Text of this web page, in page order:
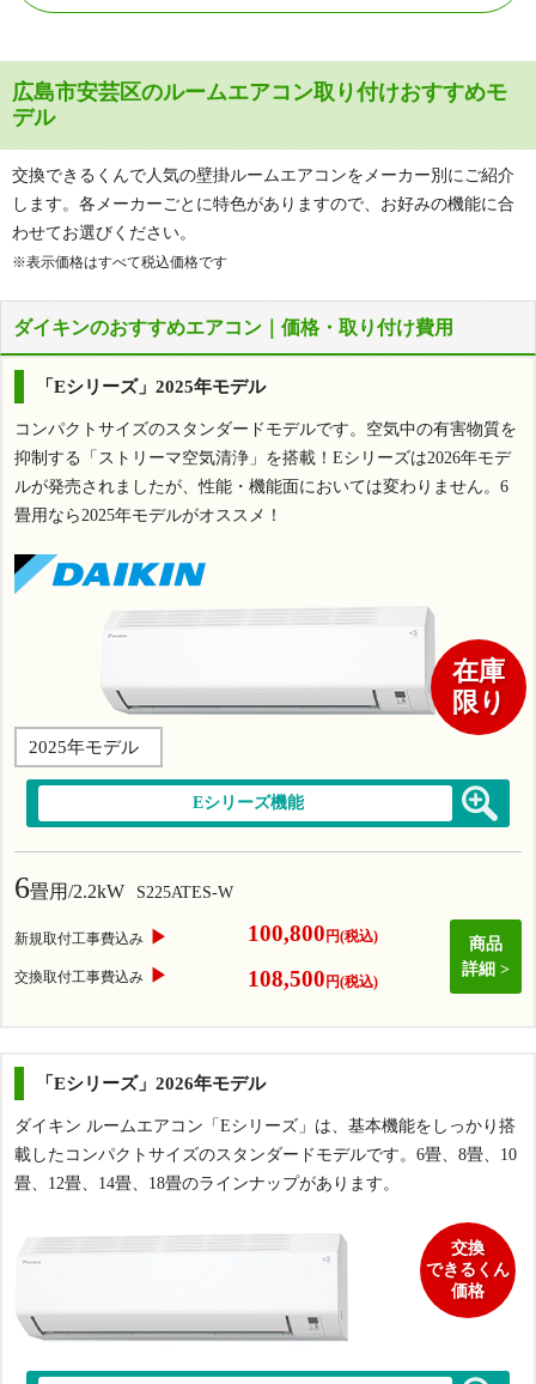
広島市安芸区のルームエアコン取り付けおすすめモ
デル
交換できるくんで人気の壁掛ルームエアコンをメーカー別にご紹介
します。各メーカーごとに特色がありますので、お好みの機能に合
わせてお選びください。
※表示価格はすべて税込価格です
ダイキンのおすすめエアコン｜価格・取り付け費用
「Eシリーズ」2025年モデル
コンパクトサイズのスタンダードモデルです。空気中の有害物質を
抑制する「ストリーマ空気清浄」を搭載！Eシリーズは2026年モデ
ルが発売されましたが、性能・機能面においては変わりません。6
畳用なら2025年モデルがオススメ！
在庫
限り
2025年モデル
Eシリーズ機能
6畳用/2.2kW S225ATES-W
新規取付工事費込み ▶
交換取付工事費込み ▶
100,800 円(税込)
108,500 円(税込)
商品
詳細
「Eシリーズ」2026年モデル
ダイキン ルームエアコン「Eシリーズ」は、基本機能をしっかり搭
載したコンパクトサイズのスタンダードモデルです。6畳、8畳、10
畳、12畳、14畳、18畳のラインナップがあります。
交換
できるくん
価格